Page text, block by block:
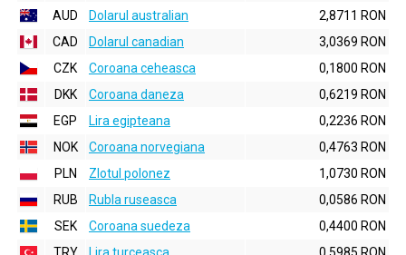
AUD
Dolarul australian
2,8711 RON
CAD
Dolarul canadian
3,0369 RON
CZK
Coroana ceheasca
0,1800 RON
DKK
Coroana daneza
0,6219 RON
EGP
Lira egipteana
0,2236 RON
NOK
Coroana norvegiana
0,4763 RON
PLN
Zlotul polonez
1,0730 RON
RUB
Rubla ruseasca
0,0586 RON
SEK
Coroana suedeza
0,4400 RON